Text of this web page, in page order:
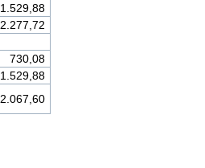
1.529,88
2.277,72
730,08
1.529,88
2.067,60